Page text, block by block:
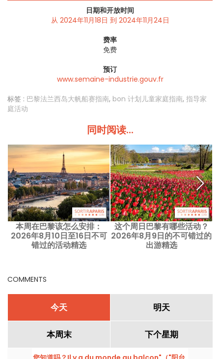
日期和开放时间
从 2024年11月18日 到 2024年11月24日
费率
免费
预订
www.semaine-industrie.gouv.fr
标签 : 巴黎法兰西岛大帆船赛指南, bon 计划儿童家庭指南, 指导家
庭活动
同时阅读...
本周在巴黎该怎么安排：
2026年8月10日至16日不可
错过的活动精选
这个周日巴黎有哪些活动？
2026年8月9日的不可错过的
出游精选
COMMENTS
今天 明天
本周末 下个星期